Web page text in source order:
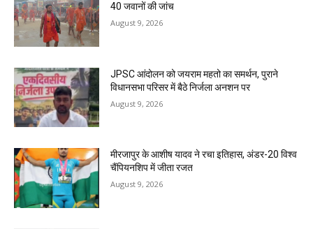
40 जवानों की जांच
August 9, 2026
JPSC आंदोलन को जयराम महतो का समर्थन, पुराने
विधानसभा परिसर में बैठे निर्जला अनशन पर
August 9, 2026
मीरजापुर के आशीष यादव ने रचा इतिहास, अंडर-20 विश्व
चैंपियनशिप में जीता रजत
August 9, 2026